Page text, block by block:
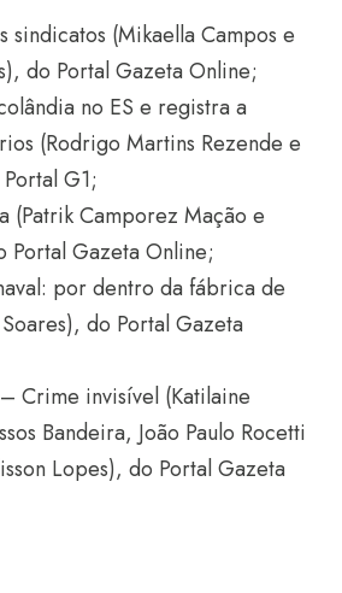
sindicatos (Mikaella Campos e
do Portal Gazeta Online;
no ES e registra a
(Rodrigo Martins Rezende e
G1;
(Patrik Camporez Mação e
Portal Gazeta Online;
por dentro da fábrica de
do Portal Gazeta
Crime invisível (Katilaine
Bandeira, João Paulo Rocetti
Lopes), do Portal Gazeta